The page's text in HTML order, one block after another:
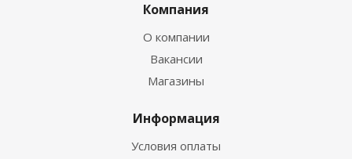
Компания
О компании
Вакансии
Магазины
Информация
Условия оплаты